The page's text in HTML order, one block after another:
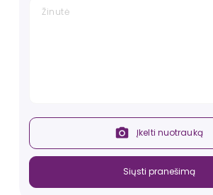
Įkelti nuotrauką
Siųsti pranešimą